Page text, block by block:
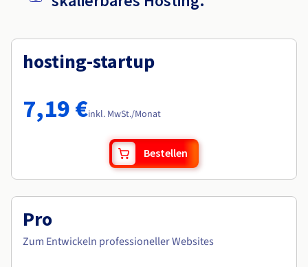
hosting-startup
7,19 €inkl. MwSt./Monat
Bestellen
Pro
Zum Entwickeln professioneller Websites